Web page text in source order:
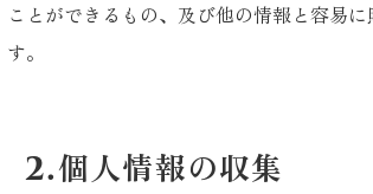
ことができるもの、及び他の情報と容易
す。
2.個人情報の収集